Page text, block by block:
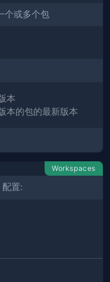
个或多个包
本
本的包的最新版本
Workspaces
配置: